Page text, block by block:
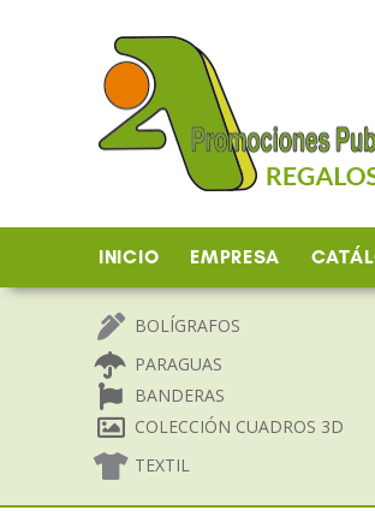
INICIO EMPRESA
BOLÍGRAFOS
PARAGUAS
BANDERAS
COLECCIÓN CUADROS 3D
TEXTIL